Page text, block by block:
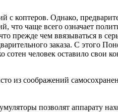
с коптеров. Однако,
что чаще всего означает
прежде чем ввязываться в
заказа. С этого
человек оставило свои
из соображений
позволят аппарату